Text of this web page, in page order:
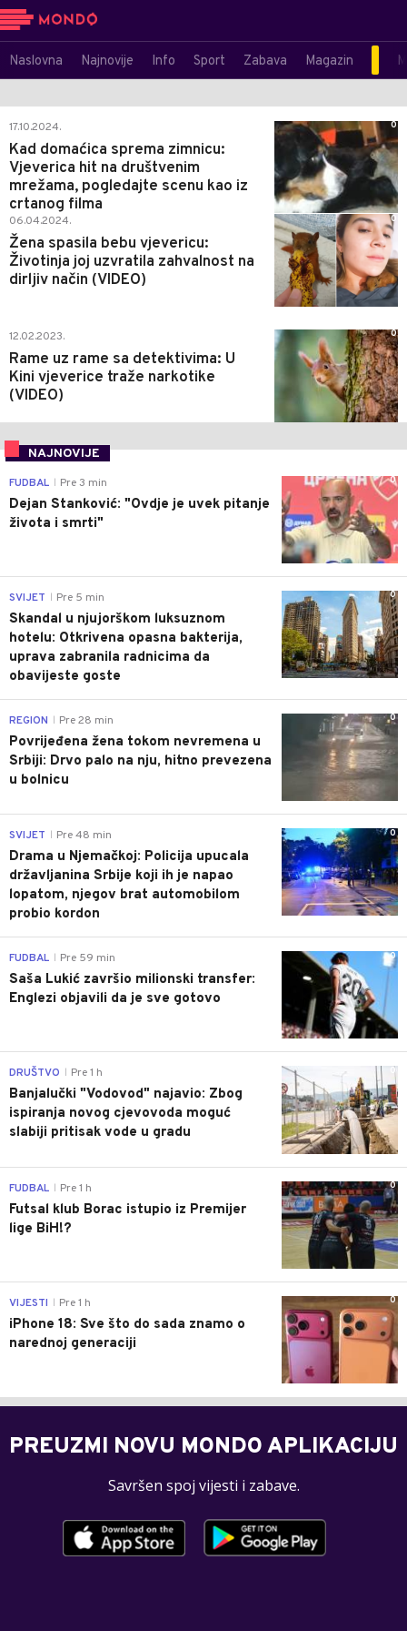
Naslovna Najnovije Info Sport Zabava Magazin
17.10.2024.
Kad domaćica sprema zimnicu:
Vjeverica hit na društvenim
mrežama, pogledajte scenu kao iz
crtanog filma
0
06.04.2024.
Žena spasila bebu vjevericu:
Životinja joj uzvratila zahvalnost na
dirljiv način (VIDEO)
0
12.02.2023.
Rame uz rame sa detektivima: U
Kini vjeverice traže narkotike
(VIDEO)
0
NAJNOVIJE
0
FUDBAL Pre 3 min
Dejan Stanković: "Ovdje je uvek pitanje
života i smrti"
0
SVIJET Pre 5 min
Skandal u njujorškom luksuznom
hotelu: Otkrivena opasna bakterija,
uprava zabranila radnicima da
obavijeste goste
0
REGION Pre 28 min
Povrijeđena žena tokom nevremena u
Srbiji: Drvo palo na nju, hitno prevezena
u bolnicu
0
SVIJET Pre 48 min
Drama u Njemačkoj: Policija upucala
državljanina Srbije koji ih je napao
lopatom, njegov brat automobilom
probio kordon
0
FUDBAL Pre 59 min
Saša Lukić završio milionski transfer:
Englezi objavili da je sve gotovo
0
DRUŠTVO Pre 1 h
Banjalučki "Vodovod" najavio: Zbog
ispiranja novog cjevovoda moguć
slabiji pritisak vode u gradu
0
FUDBAL Pre 1 h
Futsal klub Borac istupio iz Premijer
lige BiH!?
0
VIJESTI Pre 1 h
iPhone 18: Sve što do sada znamo o
narednoj generaciji
PREUZMI NOVU MONDO APLIKACIJU
Savršen spoj vijesti i zabave.